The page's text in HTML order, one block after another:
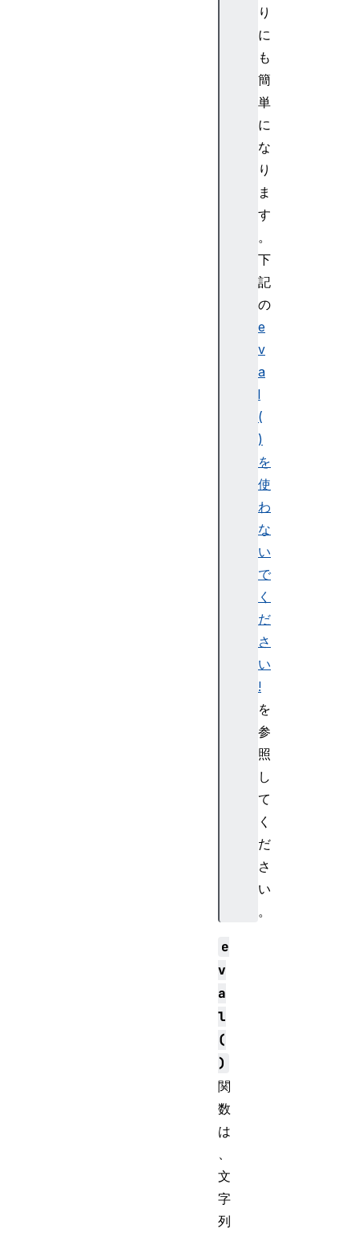
り
に
も
簡
単
に
な
り
ま
す
。
下
記
の
e
v
a
l
(
)
を
使
わ
な
い
で
く
だ
さ
い
!
を
参
照
し
て
く
だ
さ
い
。
e
v
a
l
(
)
関
数
は
、
文
字
列